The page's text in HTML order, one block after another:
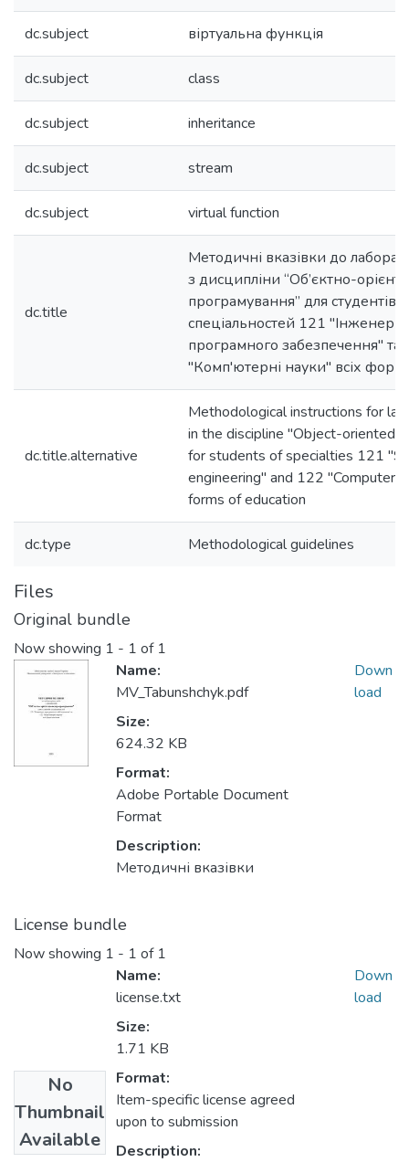
dc.subject віртуальна функція
dc.subject class
dc.subject inheritance
dc.subject stream
dc.subject virtual function
dc.title
Методичні вказівки до
з дисципліни “Об’єктно-
програмування” для студентів
спеціальностей 121 "Інженерія
програмного забезпечення" та
"Комп'ютерні науки" всіх форм
dc.title.alternative
Methodological instructions for
in the discipline "Object-oriented
for students of specialties 121
engineering" and 122 "Computer
forms of education
dc.type Methodological guidelines
Files
Original bundle
Now showing 1 - 1 of 1
Name:
MV_Tabunshchyk.pdf
Size:
624.32 KB
Format:
Adobe Portable Document
Format
Description:
Методичні вказівки
Down
load
License bundle
Now showing 1 - 1 of 1
No
Thumbnail
Available
Name:
license.txt
Size:
1.71 KB
Format:
Item-specific license agreed
upon to submission
Description:
Down
load